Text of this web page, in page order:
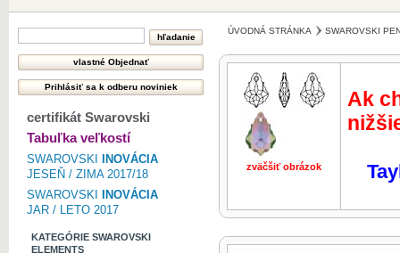
certifikát Swarovski
Tabuľka veľkostí
SWAROVSKI
INOVÁCIA
JESEŇ / ZIMA 2017/18
SWAROVSKI
INOVÁCIA
JAR / LETO 2017
KATEGÓRIE SWAROVSKI
ELEMENTS
ÚVODNÁ STRÁNKA SWAROVSKI
zväčšiť obrázok zväčšiť
Ak